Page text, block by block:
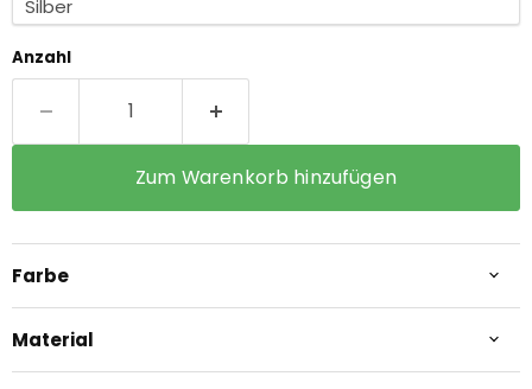
Anzahl
Zum Warenkorb hinzufügen
Farbe
Material